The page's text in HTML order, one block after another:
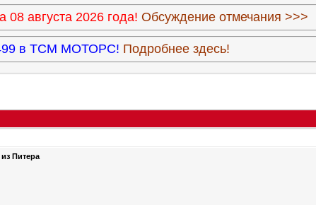
августа 2026 года! Обсуждение отмечания >>>
в ТСМ МОТОРС! Подробнее здесь!
Питера